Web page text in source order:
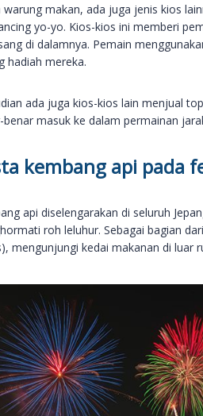
warung makan, ada juga jenis kios
yo-yo. Kios-kios ini memberi
di dalamnya. Pemain
hadiah mereka.
ada juga kios-kios lain menjual
benar masuk ke dalam permainan
kembang api pada
api diselengarakan di seluruh
roh leluhur. Sebagai bagian
mengunjungi kedai makanan di luar